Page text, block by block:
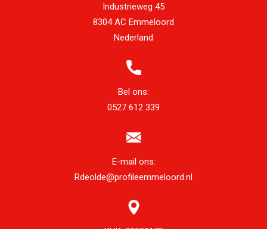
Industrieweg 45
8304 AC Emmeloord
Nederland
Bel ons:
0527 612 339
E-mail ons:
Rdeolde@profileemmeloord.nl